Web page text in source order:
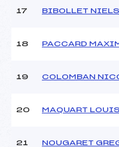
17 BIBOLLET NIELS
18 PACCARD
19 COLOMBAN
20 MAQUART LOUIS
21 NOUGARET